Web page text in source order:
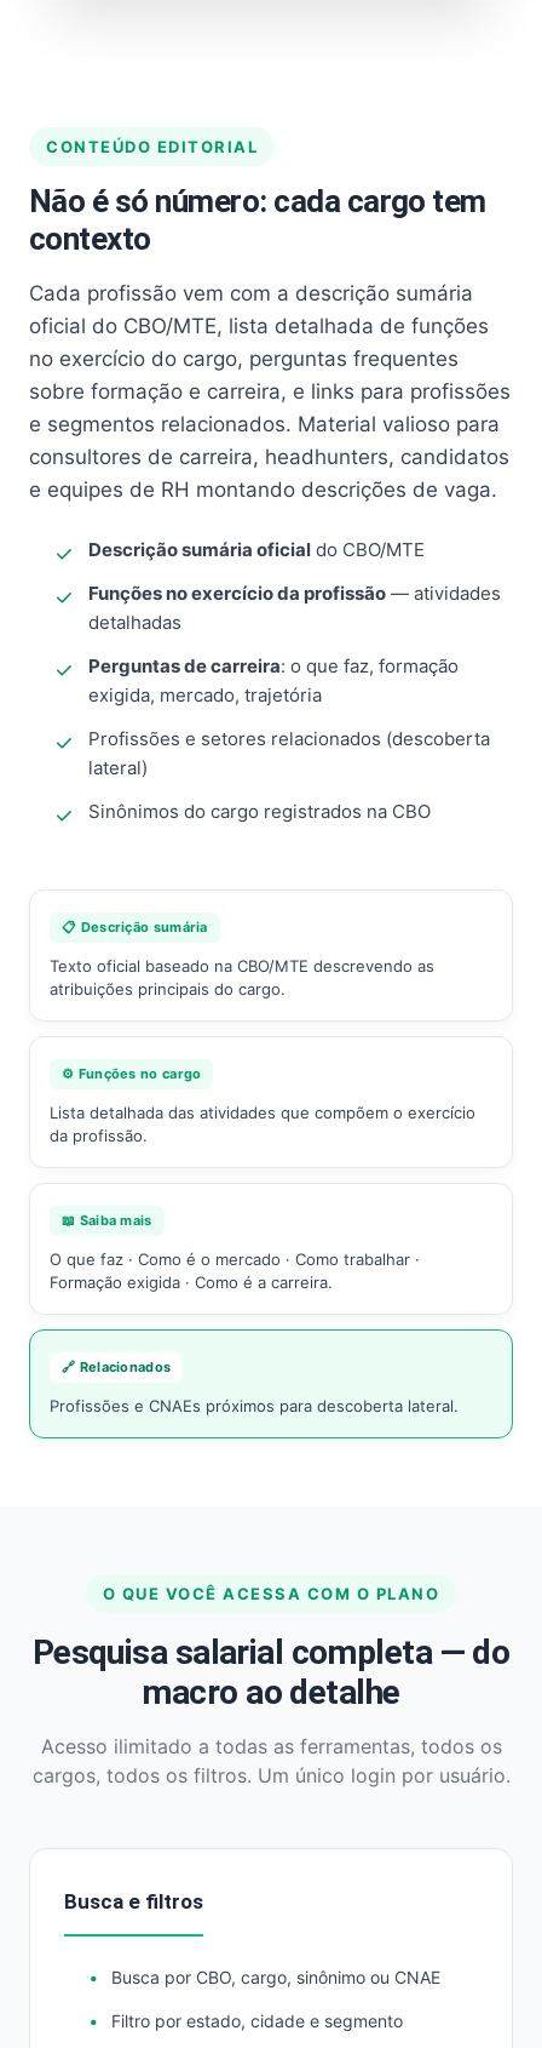
CONTEÚDO EDITORIAL
Não é só número: cada cargo tem
contexto
Cada profissão vem com a descrição sumária
oficial do CBO/MTE, lista detalhada de funções
no exercício do cargo, perguntas frequentes
sobre formação e carreira, e links para profissões
e segmentos relacionados. Material valioso para
consultores de carreira, headhunters, candidatos
e equipes de RH montando descrições de vaga.
Descrição sumária oficial do CBO/MTE
Funções no exercício da profissão — atividades
detalhadas
Perguntas de carreira: o que faz, formação
exigida, mercado, trajetória
Profissões e setores relacionados (descoberta
lateral)
Sinônimos do cargo registrados na CBO
📋 Descrição sumária
Texto oficial baseado na CBO/MTE descrevendo as
atribuições principais do cargo.
⚙️ Funções no cargo
Lista detalhada das atividades que compõem o exercício
da profissão.
📖 Saiba mais
O que faz · Como é o mercado · Como trabalhar ·
Formação exigida · Como é a carreira.
🔗 Relacionados
Profissões e CNAEs próximos para descoberta lateral.
O QUE VOCÊ ACESSA COM O PLANO
Pesquisa salarial completa — do
macro ao detalhe
Acesso ilimitado a todas as ferramentas, todos os
cargos, todos os filtros. Um único login por usuário.
Busca e filtros
Busca por CBO, cargo, sinônimo ou CNAE
Filtro por estado, cidade e segmento